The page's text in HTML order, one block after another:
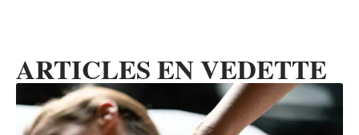
ARTICLES EN VEDETTE